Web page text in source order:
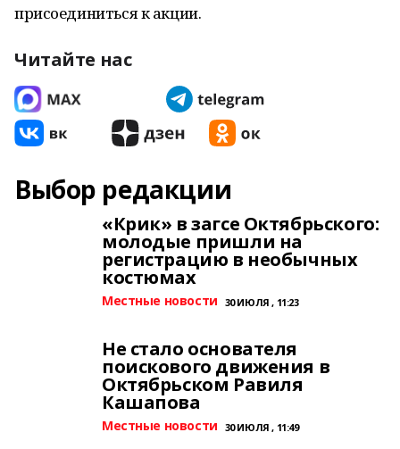
присоединиться к акции.
Читайте нас
Выбор редакции
«Крик» в загсе Октябрьского:
молодые пришли на
регистрацию в необычных
костюмах
Местные новости 30 ИЮЛЯ , 11:23
Не стало основателя
поискового движения в
Октябрьском Равиля
Кашапова
Местные новости 30 ИЮЛЯ , 11:49